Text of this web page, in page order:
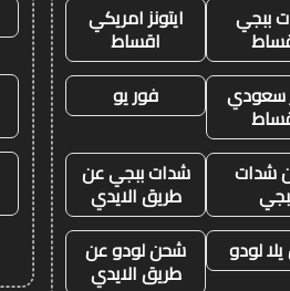
ببجي
ايتونز امريكي
اقساط
سعودي
فور يو
شدات شدات ببجي عن
طريق الايدي
لودو
شحن لودو عن
طريق الايدي